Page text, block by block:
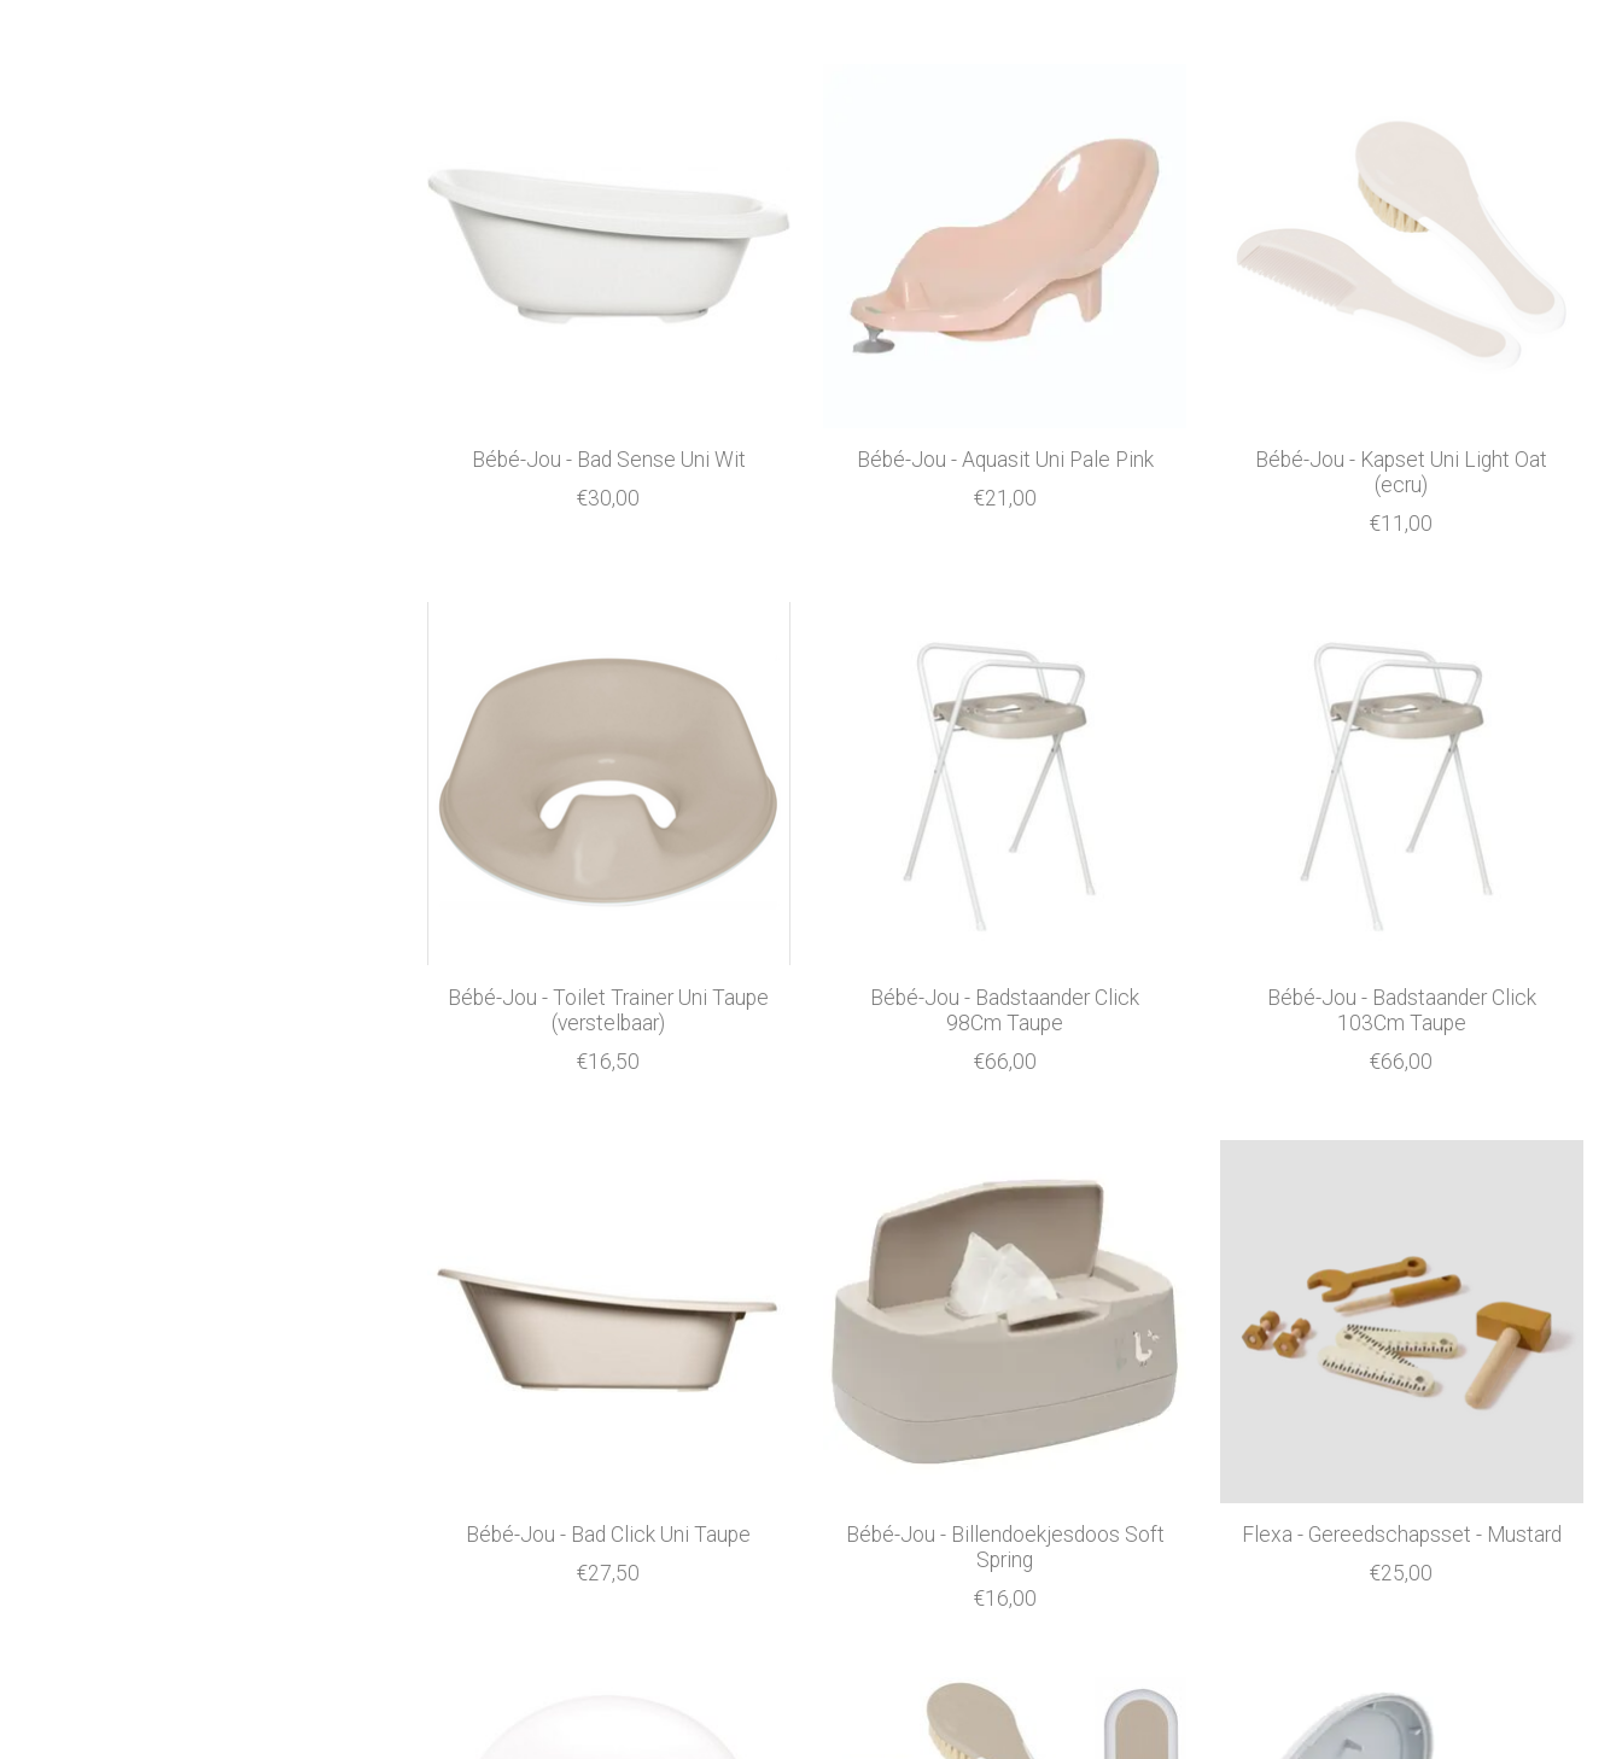
Bébé-Jou - Bad Sense Uni Wit
€30,00
Bébé-Jou - Aquasit Uni Pale Pink
€21,00
Bébé-Jou - Kapset Uni Light Oat
(ecru)
€11,00
Bébé-Jou - Toilet Trainer Uni Taupe
(verstelbaar)
€16,50
Bébé-Jou - Badstaander Click
98Cm Taupe
€66,00
Bébé-Jou - Badstaander Click
103Cm Taupe
€66,00
Bébé-Jou - Bad Click Uni Taupe
€27,50
Bébé-Jou - Billendoekjesdoos Soft
Spring
€16,00
Flexa - Gereedschapsset - Mustard
€25,00